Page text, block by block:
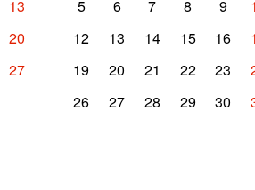
13
20
27
5
6 7 8 9
12
13 14 15 16
19
20 21 22 23
26
27 28 29 30